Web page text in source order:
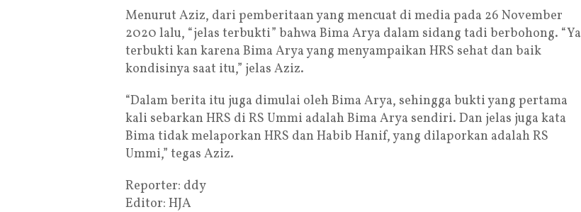
Menurut Aziz, dari pemberitaan yang mencuat di media pada 26 November
2020 lalu, “jelas terbukti” bahwa Bima Arya dalam sidang tadi berbohong. “Ya
terbukti kan karena Bima Arya yang menyampaikan HRS sehat dan baik
kondisinya saat itu,” jelas Aziz.
“Dalam berita itu juga dimulai oleh Bima Arya, sehingga bukti yang pertama
kali sebarkan HRS di RS Ummi adalah Bima Arya sendiri. Dan jelas juga kata
Bima tidak melaporkan HRS dan Habib Hanif, yang dilaporkan adalah RS
Ummi,” tegas Aziz.
Reporter: ddy
Editor: HJA